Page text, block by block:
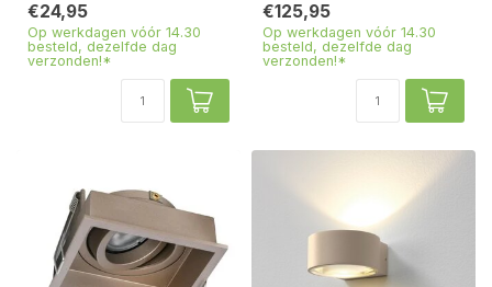
€24,95
Op werkdagen vóór 14.30
besteld, dezelfde dag
verzonden!*
€125,95
Op werkdagen vóór 14.30
besteld, dezelfde dag
verzonden!*